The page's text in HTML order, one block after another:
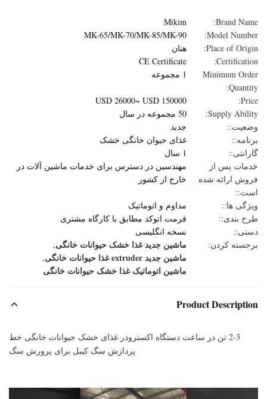
Brand Name:
Mikim
Model Number:
MK-65/MK-70/MK-85/MK-90
Place of Origin:
هنان
Certification:
CE Certificate
Minimum Order
Quantity:
1 مجموعه
Price:
USD 26000~ USD 150000
Supply Ability:
50 مجموعه در سال
وضعیت::
جدید
برنامه::
غذای حیوان خانگی خشک
گارانتی::
1 سال
خدمات پس از
فروش ارائه شده
است::
مهندسین در دسترس برای خدمات ماشین آلات در
خارج از کشور
ویژگی ها::
مداوم و اتوماتیک
طرح بندی::
فرمت اتوکد مطابق با کارگاه مشتری
دستی::
نسخه انگلیسی
برجسته کردن:
ماشین جدید غذا خشک حیوانات خانگی,
ماشین جدید extruder غذا حیوانات خانگی ,
ماشین اتوماتیک غذا خشک حیوانات خانگی
Product Description
2-3 تن در ساعت دستگاه اکسترودر غذای خشک حیوانات خانگی خط
پردازش سگ کیبل برای پرورش سگ